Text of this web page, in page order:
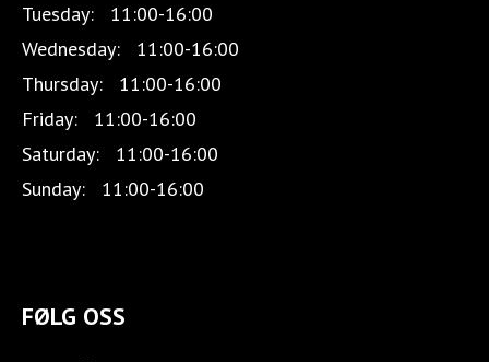
Tuesday:
11:00-16:00
Wednesday:
11:00-16:00
Thursday:
11:00-16:00
Friday:
11:00-16:00
Saturday:
11:00-16:00
Sunday:
11:00-16:00
FØLG OSS